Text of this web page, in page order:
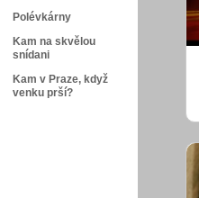
Polévkárny
Kam na skvělou
snídani
Kam v Praze, když
venku prší?